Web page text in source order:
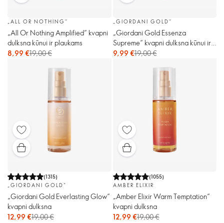
„ALL OR NOTHING“
„All Or Nothing Amplified“ kvapni
dulksna kūnui ir plaukams
8,99 €19,00 €
„GIORDANI GOLD“
„Giordani Gold Essenza
Supreme“ kvapni dulksna kūnui ir
plaukams
9,99 €19,00 €
(1315)
„GIORDANI GOLD“
„Giordani Gold Everlasting Glow“
kvapni dulksna
12,99 €19,00 €
(1055)
AMBER ELIXIR
„Amber Elixir Warm Temptation“
kvapni dulksna
12,99 €19,00 €